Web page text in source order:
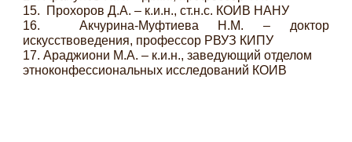
15.
Прохоров Д.А. – к.и.н., ст.н.с. КОИВ НАНУ
16.
Акчурина-Муфтиева Н.М. – доктор
искусствоведения, профессор РВУЗ КИПУ
17. Араджиони М.А. – к.и.н., заведующий отделом
этноконфессиональных исследований КОИВ